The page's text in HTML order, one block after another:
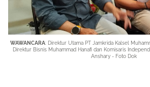
WAWANCARA: Direktur Utama PT Jamkrida Kalsel
Direktur Bisnis Muhammad Hanafi dan Komisaris
Anshary - Foto Dok